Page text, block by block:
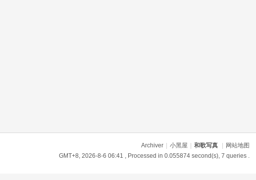
Archiver 小黑屋 和歌写真
网站地图
GMT+8, 2026-8-6 06:41 , Processed in 0.055874 second(s), 7 queries .